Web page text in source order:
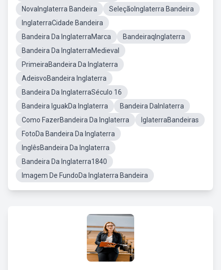
NovaInglaterra Bandeira
SeleçãoInglaterra Bandeira
InglaterraCidade Bandeira
Bandeira Da InglaterraMarca
BandeiraqInglaterra
Bandeira Da InglaterraMedieval
PrimeiraBandeira Da Inglaterra
AdeisvoBandeira Inglaterra
Bandeira Da InglaterraSéculo 16
Bandeira IguakDa Inglaterra
Bandeira DaInlaterra
Como FazerBandeira Da Inglaterra
IglaterraBandeiras
FotoDa Bandeira Da Inglaterra
InglêsBandeira Da Inglaterra
Bandeira Da Inglaterra1840
Imagem De FundoDa Inglaterra Bandeira